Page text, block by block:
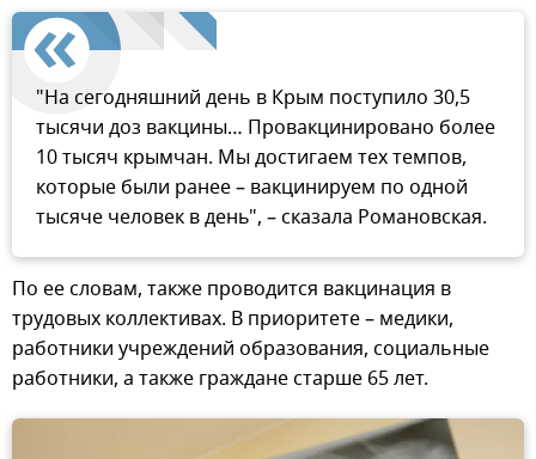
"На сегодняшний день в Крым поступило 30,5
тысячи доз вакцины… Провакцинировано более
10 тысяч крымчан. Мы достигаем тех темпов,
которые были ранее – вакцинируем по одной
тысяче человек в день", – сказала Романовская.
По ее словам, также проводится вакцинация в
трудовых коллективах. В приоритете – медики,
работники учреждений образования, социальные
работники, а также граждане старше 65 лет.